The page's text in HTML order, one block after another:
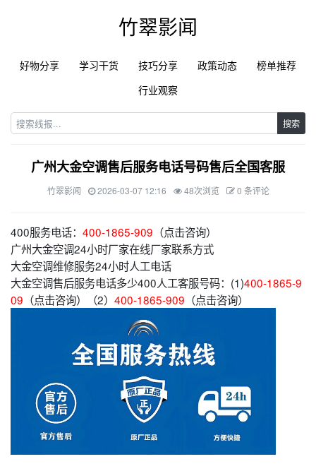
竹翠影闻
好物分享 学习干货 技巧分享 政策动态
榜单推荐
行业观察
搜索
广州大金空调售后服务电话号码售后全国客服
竹翠影闻 2026-03-07 12:16 48次浏览 0 条评论
400服务电话： 400-1865-909 （点击咨询）
广州大金空调24小时厂家在线厂家联系方式
大金空调维修服务24小时人工电话
大金空调售后服务电话多少400人工客服号码：(1)400-1865-9
09 （点击咨询）（2） 400-1865-909 （点击咨询）